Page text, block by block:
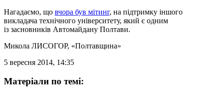
Нагадаємо, що вчора був мітинг, на підтримку іншого
викладача технічного університету, який є одним
із засновників Автомайдану Полтави.
Микола ЛИСОГОР, «Полтавщина»
5 вересня 2014, 14:35
Матеріали по темі: